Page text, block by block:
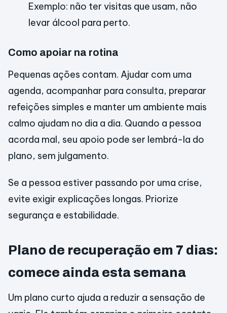
Exemplo: não ter visitas que usam, não
levar álcool para perto.
Como apoiar na rotina
Pequenas ações contam. Ajudar com uma
agenda, acompanhar para consulta, preparar
refeições simples e manter um ambiente mais
calmo ajudam no dia a dia. Quando a pessoa
acorda mal, seu apoio pode ser lembrá-la do
plano, sem julgamento.
Se a pessoa estiver passando por uma crise,
evite exigir explicações longas. Priorize
segurança e estabilidade.
Plano de recuperação em 7 dias:
comece ainda esta semana
Um plano curto ajuda a reduzir a sensação de